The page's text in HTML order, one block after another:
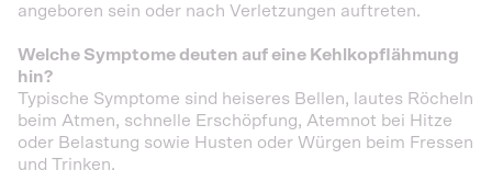
angeboren sein oder nach Verletzungen auftreten.
Welche Symptome deuten auf eine Kehlkopflähmung
hin?
Typische Symptome sind heiseres Bellen, lautes Röcheln
beim Atmen, schnelle Erschöpfung, Atemnot bei Hitze
oder Belastung sowie Husten oder Würgen beim Fressen
und Trinken.